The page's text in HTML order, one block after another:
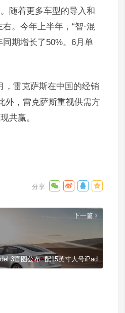
随着更多车型的导入和
。今年上半年，“智·混
期增长了50%。6月单
，雷克萨斯在中国的经销
外，雷克萨斯重视供需方
共赢。
下一篇
3官图公布: 配15英寸大号iPad